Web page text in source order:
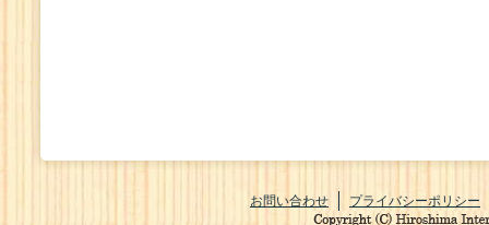
お問い合わせ プライバシーポリシー